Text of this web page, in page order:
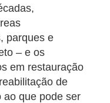
parques e
– e os
em restauração
de
ao que pode ser